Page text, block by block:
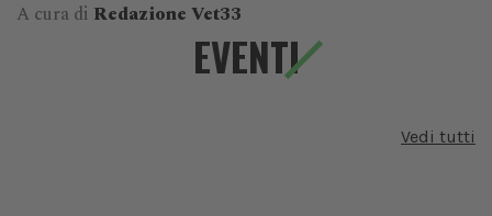
A cura di Redazione Vet33
EVENTI
Vedi tutti